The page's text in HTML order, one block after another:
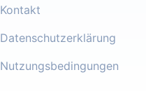
Kontakt
Datenschutzerklärung
Nutzungsbedingungen